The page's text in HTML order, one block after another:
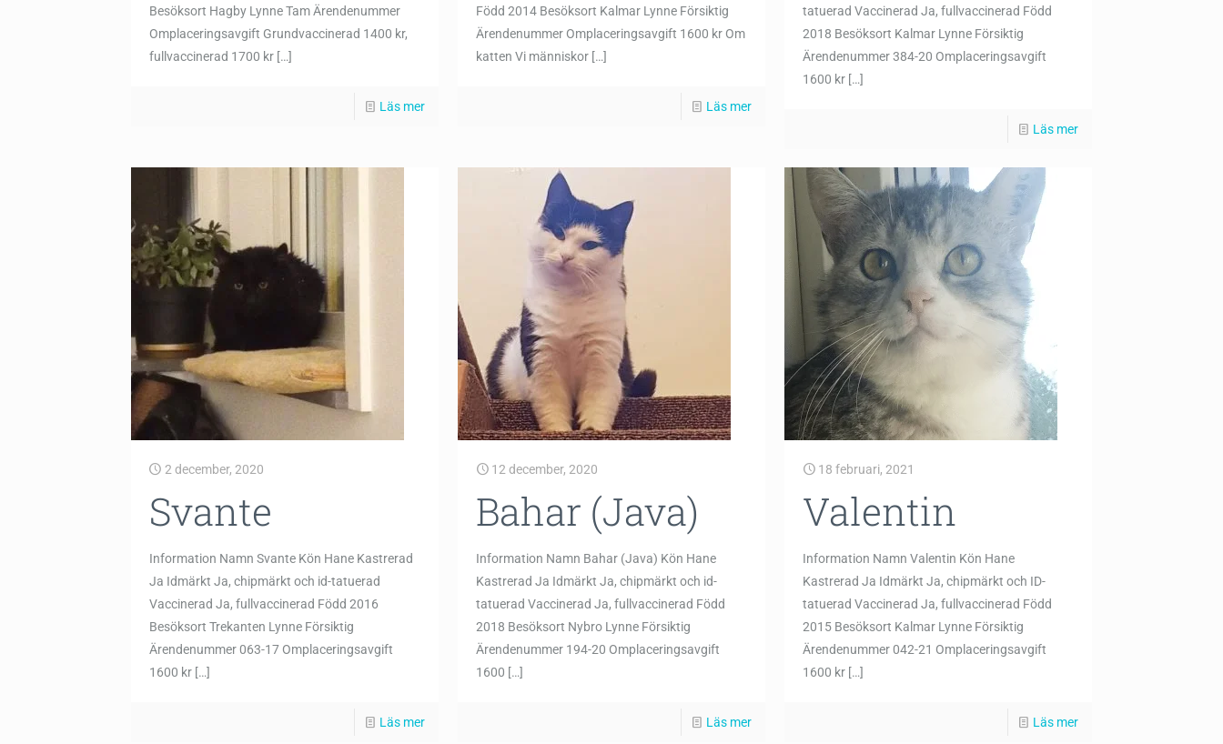
Besöksort Hagby Lynne Tam Ärendenummer
Omplaceringsavgift Grundvaccinerad 1400 kr,
fullvaccinerad 1700 kr[…]
Läs mer
Född 2014 Besöksort Kalmar Lynne Försiktig
Ärendenummer Omplaceringsavgift 1600 kr Om
katten Vi människor […]
Läs mer
tatuerad Vaccinerad Ja, fullvaccinerad Född
2018 Besöksort Kalmar Lynne Försiktig
Ärendenummer 384-20 Omplaceringsavgift
1600 kr […]
Läs mer
2 december, 2020
Svante
Information Namn Svante Kön Hane Kastrerad
Ja Idmärkt Ja, chipmärkt och id-tatuerad
Vaccinerad Ja, fullvaccinerad Född 2016
Besöksort Trekanten Lynne Försiktig
Ärendenummer 063-17 Omplaceringsavgift
1600 kr[…]
Läs mer
12 december, 2020
Bahar (Java)
Information Namn Bahar (Java) Kön Hane
Kastrerad Ja Idmärkt Ja, chipmärkt och id-
tatuerad Vaccinerad Ja, fullvaccinerad Född
2018 Besöksort Nybro Lynne Försiktig
Ärendenummer 194-20 Omplaceringsavgift
1600 […]
Läs mer
18 februari, 2021
Valentin
Information Namn Valentin Kön Hane
Kastrerad Ja Idmärkt Ja, chipmärkt och ID-
tatuerad Vaccinerad Ja, fullvaccinerad Född
2015 Besöksort Kalmar Lynne Försiktig
Ärendenummer 042-21 Omplaceringsavgift
1600 kr […]
Läs mer